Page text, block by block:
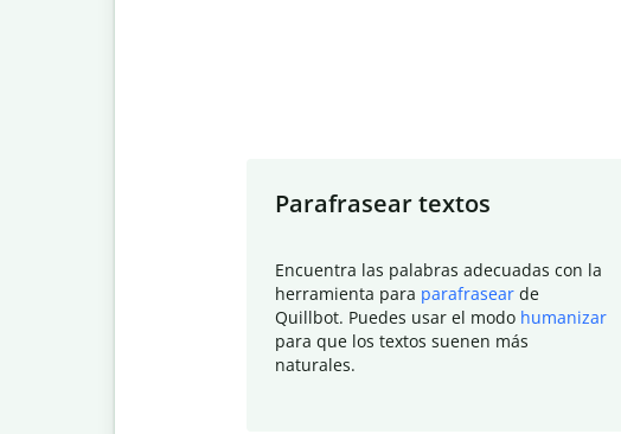
Parafrasear textos
Encuentra las palabras adecuadas con la
herramienta para parafrasear de
Quillbot. Puedes usar el modo humanizar
para que los textos suenen más
naturales.